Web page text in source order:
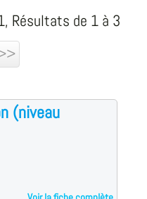
Résultats de 1 à 3
(niveau